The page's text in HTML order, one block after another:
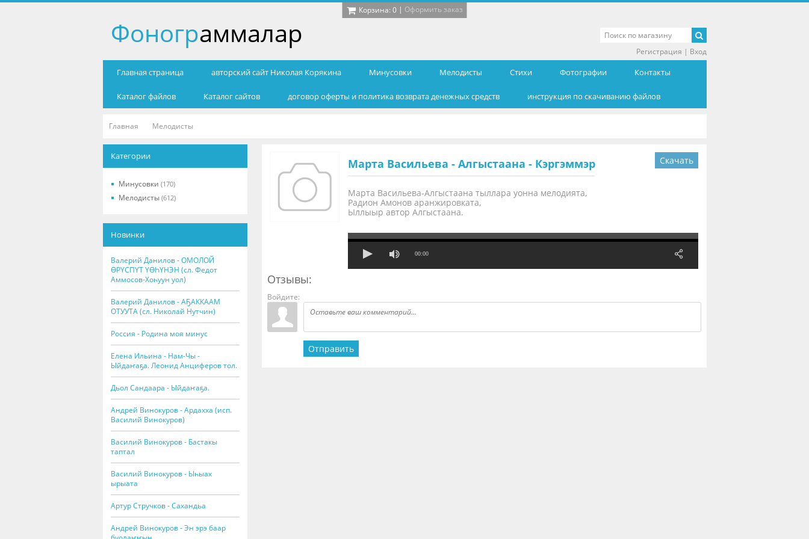
Корзина: 0| Оформить заказ
Фонограммалар
Главная страница авторский сайт Николая Корякина Минусовки Мелодисты Cтихи Фотографии Контакты
Каталог файлов Каталог сайтов договор оферты и политика возврата денежных средств инструкция по скачиванию файлов
Регистрация | Вход
Главная Мелодисты
Марта Васильева - Алгыстаана - Кэргэммэр Скачать
Марта Васильева-Алгыстаана тыллара уонна мелодията,
Радион Амонов аранжировката,
Ыллыыр автор Алгыстаана.
00:00
Отзывы:
Войдите:
Отправить
Категории
Минусовки (170)
Мелодисты (612)
Новинки
Валерий Данилов - ОМОЛОЙ
ӨРҮСПҮТ ҮӨҺҮНЭН (сл. Федот
Аммосов-Хоһуун уол)
Валерий Данилов - АҔАККААМ
ОТУУТА (сл. Николай Нутчин)
Россия - Родина моя минус
Елена Ильина - Нам-Чы -
Ыйдаҥаҕа. Леонид Анциферов тол.
Дьол Сандаара - Ыйдаҥаҕа.
Андрей Винокуров - Ардахха (исп.
Василий Винокуров)
Василий Винокуров - Бастакы
таптал
Василий Винокуров - Ыһыах
ырыата
Артур Стручков - Сахандьа
Андрей Винокуров - Эн эрэ баар